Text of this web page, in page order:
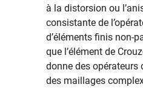
à la distorsion ou
consistante de
d’éléments finis non-
que l’élément de
donne des opérateurs
des maillages